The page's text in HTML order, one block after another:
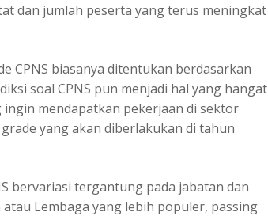
dan jumlah peserta yang terus meningkat
CPNS biasanya ditentukan berdasarkan
soal CPNS pun menjadi hal yang hangat
mendapatkan pekerjaan di sektor
yang akan diberlakukan di tahun
bervariasi tergantung pada jabatan dan
Lembaga yang lebih populer, passing